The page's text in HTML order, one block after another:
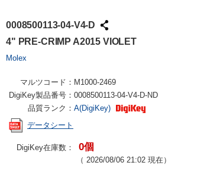
0008500113-04-V4-D
4" PRE-CRIMP A2015 VIOLET
Molex
マルツコード： M1000-2469
DigiKey製品番号： 0008500113-04-V4-D-ND
品質ランク： A(DigiKey)
データシート
DigiKey在庫数： 0個
（ 2026/08/06 21:02 現在）